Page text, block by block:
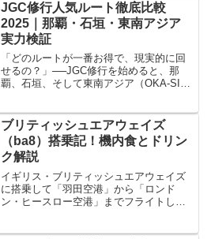
JGC修行人気ルート徹底比較
2025｜那覇・石垣・東南アジア
実力検証
「どのルートが一番お得で、現実的に回
せるの？」──JGC修行を始めると、那
覇、石垣、そして東南アジア（OKA-SIN
良し悪しで結論を急ぎがちですが、実際
は所要時間・遅...
ブリティッシュエアウェイズ
（ba8）搭乗記！機内食とドリン
ク解説
イギリス・ブリティッシュエアウェイズ
に搭乗して「羽田空港」から「ロンド
ン・ヒースロー空港」までフライトして